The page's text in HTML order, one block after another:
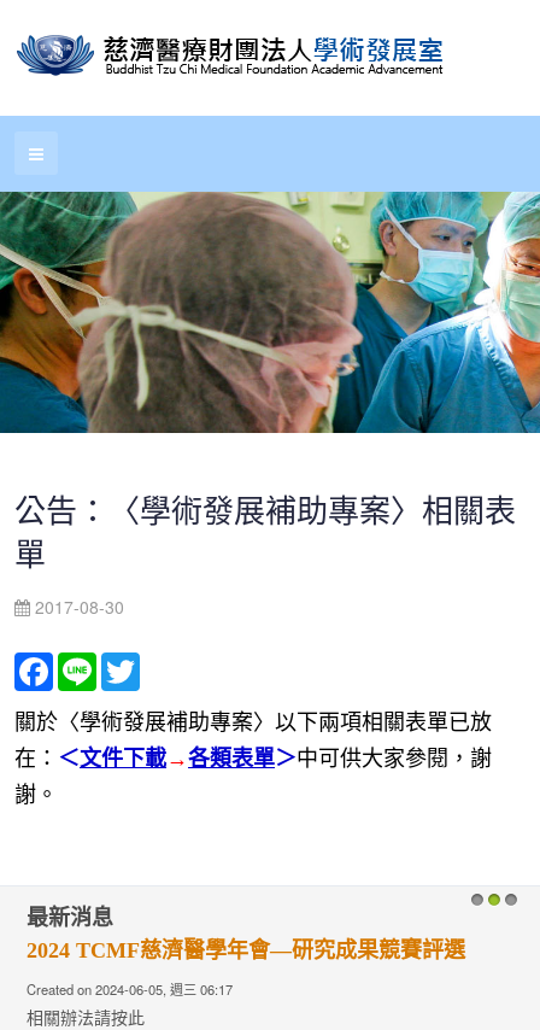
公告：〈學術發展補助專案〉相關表
單
2017-08-30
Facebook
Line
關於〈學術發展補助專案〉以下兩項相關表單已放
在： ＜文件下載→各類表單＞中可供大家參閱，謝
謝。
最新消息
2024 TCMF慈濟醫學年會—研究成果競賽評選
Created on 2024-06-05, 週三 06:17
相關辦法請按此